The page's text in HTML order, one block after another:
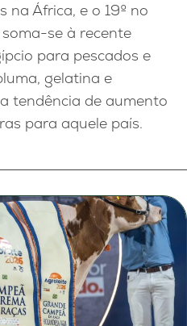
na África, e o 19º no
se à recente
para pescados e
gelatina e
tendência de aumento
para aquele país.